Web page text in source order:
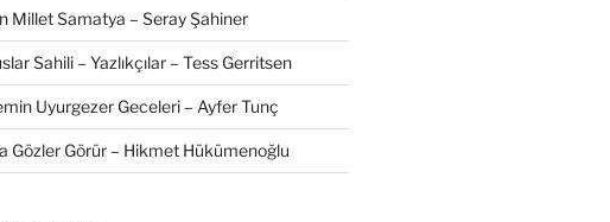
Millet Samatya – Seray Şahiner
Sahili – Yazlıkçılar – Tess Gerritsen
Uyurgezer Geceleri – Ayfer Tunç
Gözler Görür – Hikmet Hükümenoğlu